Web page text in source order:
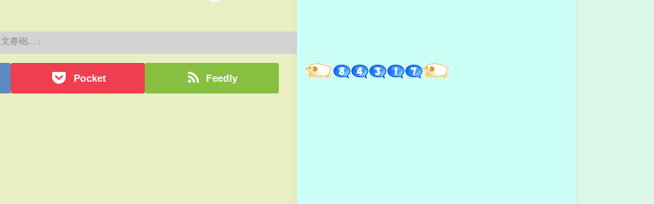
Pocket Feedly